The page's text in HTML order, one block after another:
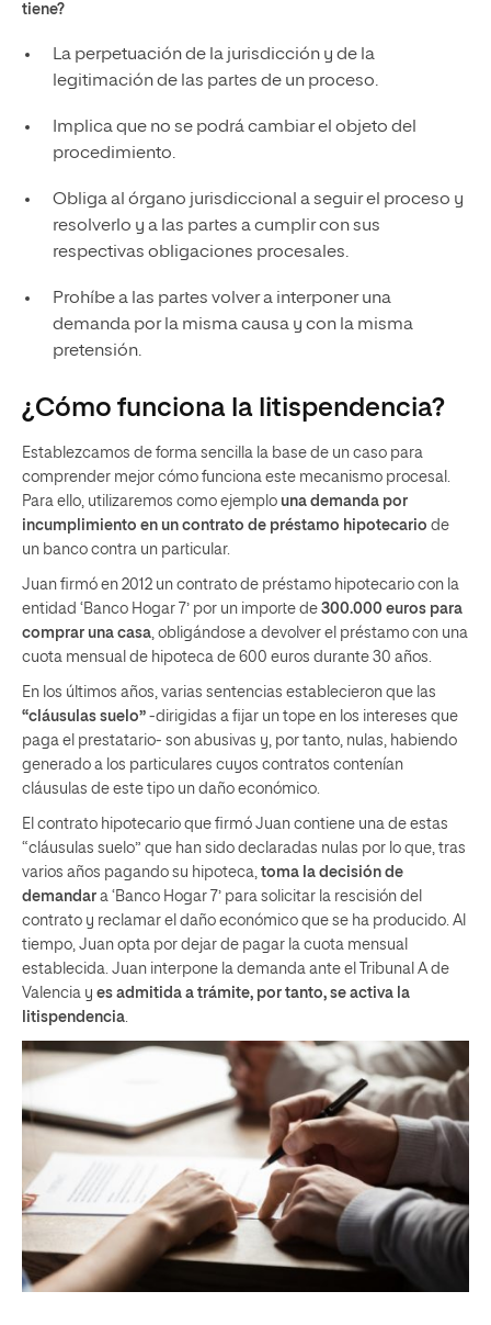
tiene?
La perpetuación de la jurisdicción y de la
legitimación de las partes de un proceso.
Implica que no se podrá cambiar el objeto del
procedimiento.
Obliga al órgano jurisdiccional a seguir el proceso y
resolverlo y a las partes a cumplir con sus
respectivas obligaciones procesales.
Prohíbe a las partes volver a interponer una
demanda por la misma causa y con la misma
pretensión.
¿Cómo funciona la litispendencia?
Establezcamos de forma sencilla la base de un caso para
comprender mejor cómo funciona este mecanismo procesal.
Para ello, utilizaremos como ejemplo una demanda por
incumplimiento en un contrato de préstamo hipotecario de
un banco contra un particular.
Juan firmó en 2012 un contrato de préstamo hipotecario con la
entidad ‘Banco Hogar 7’ por un importe de 300.000 euros para
comprar una casa , obligándose a devolver el préstamo con una
cuota mensual de hipoteca de 600 euros durante 30 años.
En los últimos años, varias sentencias establecieron que las
“cláusulas suelo” -dirigidas a fijar un tope en los intereses que
paga el prestatario- son abusivas y, por tanto, nulas, habiendo
generado a los particulares cuyos contratos contenían
cláusulas de este tipo un daño económico.
El contrato hipotecario que firmó Juan contiene una de estas
“cláusulas suelo” que han sido declaradas nulas por lo que, tras
varios años pagando su hipoteca, toma la decisión de
demandar a ‘Banco Hogar 7’ para solicitar la rescisión del
contrato y reclamar el daño económico que se ha producido. Al
tiempo, Juan opta por dejar de pagar la cuota mensual
establecida. Juan interpone la demanda ante el Tribunal A de
Valencia y es admitida a trámite, por tanto, se activa la
litispendencia